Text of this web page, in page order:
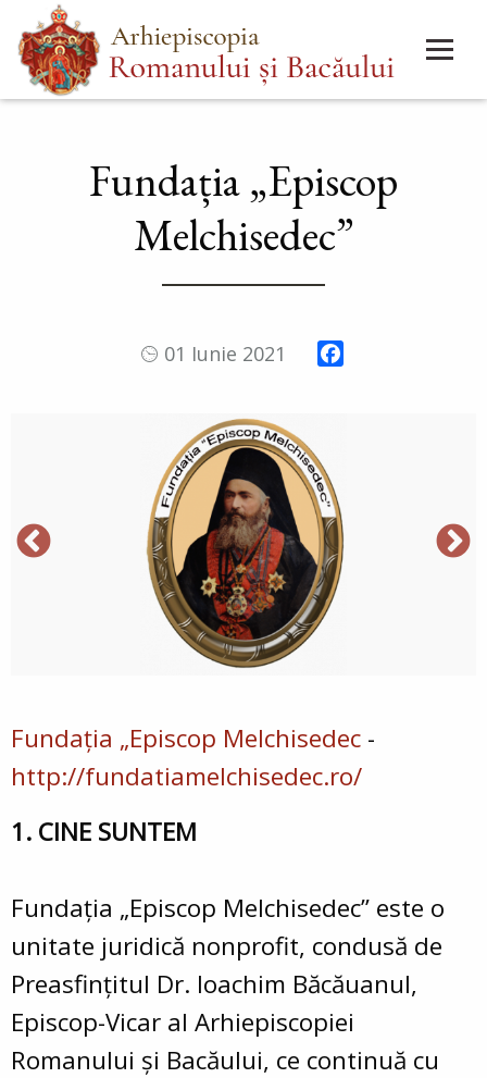
Mergi
la
conţinutul
Main
menu
Fundația „Episcop
Melchisedec”
01 Iunie 2021
Fundația „Episcop Melchisedec -
http://fundatiamelchisedec.ro/
1. CINE SUNTEM
Fundaţia „Episcop Melchisedec” este o
unitate juridică nonprofit, condusă de
Preasfinţitul Dr. Ioachim Băcăuanul,
Episcop-Vicar al Arhiepiscopiei
Romanului și Bacăului, ce continuă cu